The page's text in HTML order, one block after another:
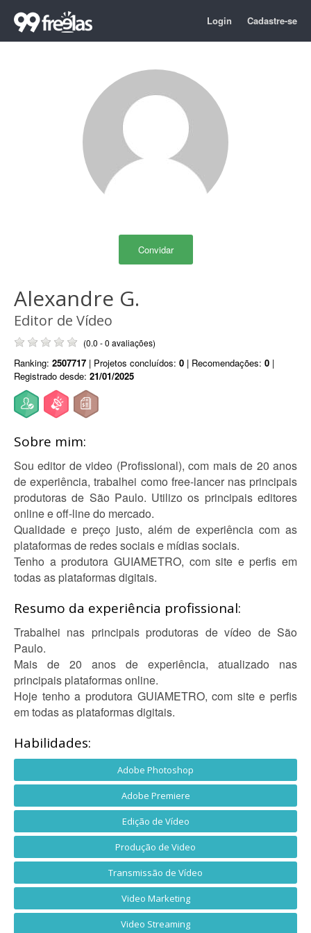
Login Cadastre-se
Convidar
Alexandre G.
Editor de Vídeo
(0.0 - 0 avaliações)
Ranking: 2507717 | Projetos concluídos: 0 | Recomendações: 0 |
Registrado desde: 21/01/2025
Sobre mim:
Sou editor de video (Profissional), com mais de 20 anos
de experiência, trabalhei como free-lancer nas principais
produtoras de São Paulo. Utilizo os principais editores
online e off-line do mercado.
Qualidade e preço justo, além de experiência com as
plataformas de redes sociais e mídias sociais.
Tenho a produtora GUIAMETRO, com site e perfis em
todas as plataformas digitais.
Resumo da experiência profissional:
Trabalhei nas principais produtoras de vídeo de São
Paulo.
Mais de 20 anos de experiência, atualizado nas
principais plataformas online.
Hoje tenho a produtora GUIAMETRO, com site e perfis
em todas as plataformas digitais.
Habilidades:
Adobe Photoshop
Adobe Premiere
Edição de Vídeo
Produção de Video
Transmissão de Vídeo
Video Marketing
Video Streaming